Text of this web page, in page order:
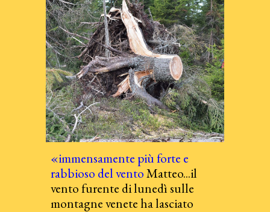
«immensamente più forte e
rabbioso del ventoMatteo...il
vento furente di lunedì sulle
montagne venete ha lasciato